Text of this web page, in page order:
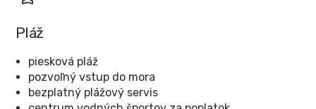
Pláž
piesková pláž
pozvoľný vstup do mora
bezplatný plážový servis